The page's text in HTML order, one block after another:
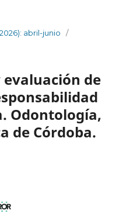
abril-junio
/
de
Odontología,
de Córdoba.